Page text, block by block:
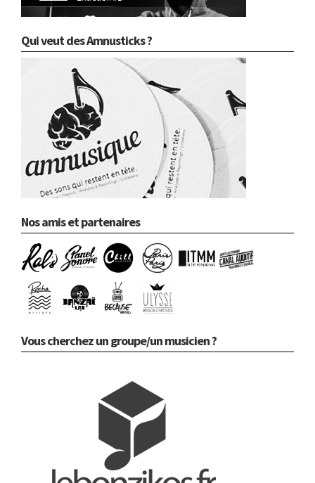
Qui veut des Amnusticks ?
Nos amis et partenaires
Vous cherchez un groupe/un musicien ?